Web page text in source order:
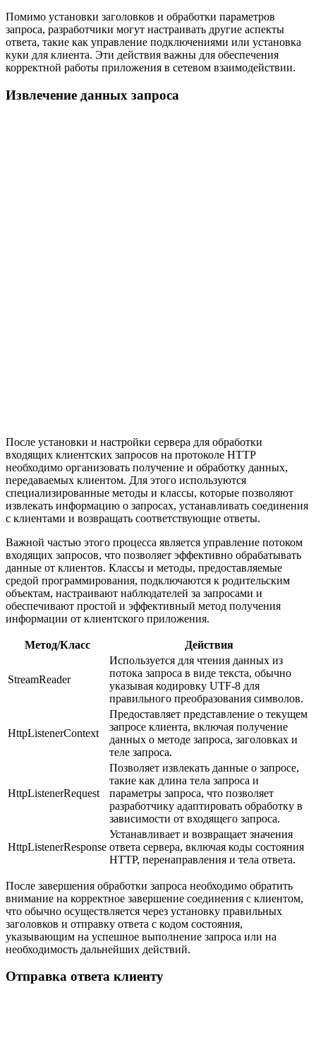
Помимо установки заголовков и обработки параметров
запроса, разработчики могут настраивать другие аспекты
ответа, такие как управление подключениями или установка
куки для клиента. Эти действия важны для обеспечения
корректной работы приложения в сетевом взаимодействии.
Извлечение данных запроса
После установки и настройки сервера для обработки
входящих клиентских запросов на протоколе HTTP
необходимо организовать получение и обработку данных,
передаваемых клиентом. Для этого используются
специализированные методы и классы, которые позволяют
извлекать информацию о запросах, устанавливать соединения
с клиентами и возвращать соответствующие ответы.
Важной частью этого процесса является управление потоком
входящих запросов, что позволяет эффективно обрабатывать
данные от клиентов. Классы и методы, предоставляемые
средой программирования, подключаются к родительским
объектам, настраивают наблюдателей за запросами и
обеспечивают простой и эффективный метод получения
информации от клиентского приложения.
Метод/Класс Действия
StreamReader
Используется для чтения данных из
потока запроса в виде текста, обычно
указывая кодировку UTF-8 для
правильного преобразования символов.
HttpListenerContext
Предоставляет представление о текущем
запросе клиента, включая получение
данных о методе запроса, заголовках и
теле запроса.
HttpListenerRequest
Позволяет извлекать данные о запросе,
такие как длина тела запроса и
параметры запроса, что позволяет
разработчику адаптировать обработку в
зависимости от входящего запроса.
HttpListenerResponse
Устанавливает и возвращает значения
ответа сервера, включая коды состояния
HTTP, перенаправления и тела ответа.
После завершения обработки запроса необходимо обратить
внимание на корректное завершение соединения с клиентом,
что обычно осуществляется через установку правильных
заголовков и отправку ответа с кодом состояния,
указывающим на успешное выполнение запроса или на
необходимость дальнейших действий.
Отправка ответа клиенту